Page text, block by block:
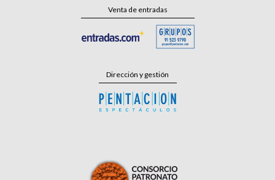
Venta de entradas
Dirección y gestión